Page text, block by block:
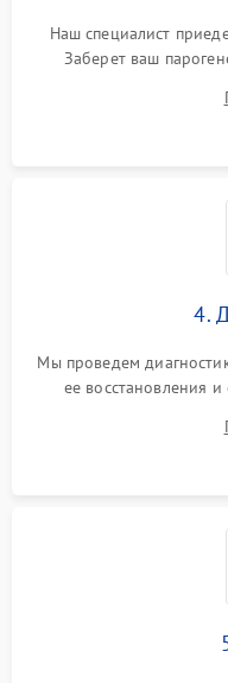
Наш специалист
Заберет ваш
4.
Мы проведем
ее восстановления